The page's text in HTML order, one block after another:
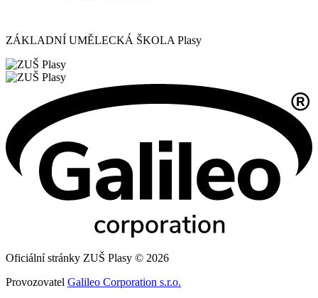
ZÁKLADNÍ UMĚLECKÁ ŠKOLA Plasy
Oficiální stránky ZUŠ Plasy © 2026
Provozovatel Galileo Corporation s.r.o.